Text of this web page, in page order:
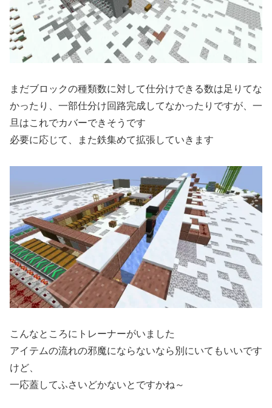
まだブロックの種類数に対して仕分けできる数は足りてな
かったり、一部仕分け回路完成してなかったりですが、一
旦はこれでカバーできそうです
必要に応じて、また鉄集めて拡張していきます
こんなところにトレーナーがいました
アイテムの流れの邪魔にならないなら別にいてもいいです
けど、
一応蓋してふさいどかないとですかね～